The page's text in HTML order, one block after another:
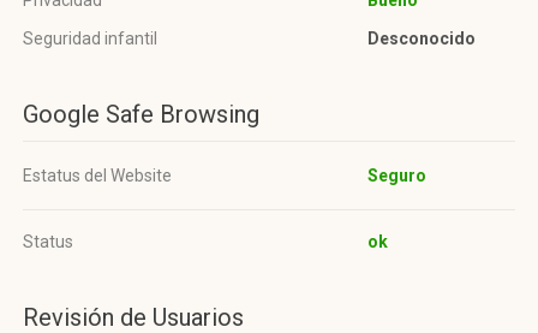
Seguridad infantil
Desconocido
Google Safe Browsing
Estatus del Website Seguro
Status ok
Revisión de Usuarios